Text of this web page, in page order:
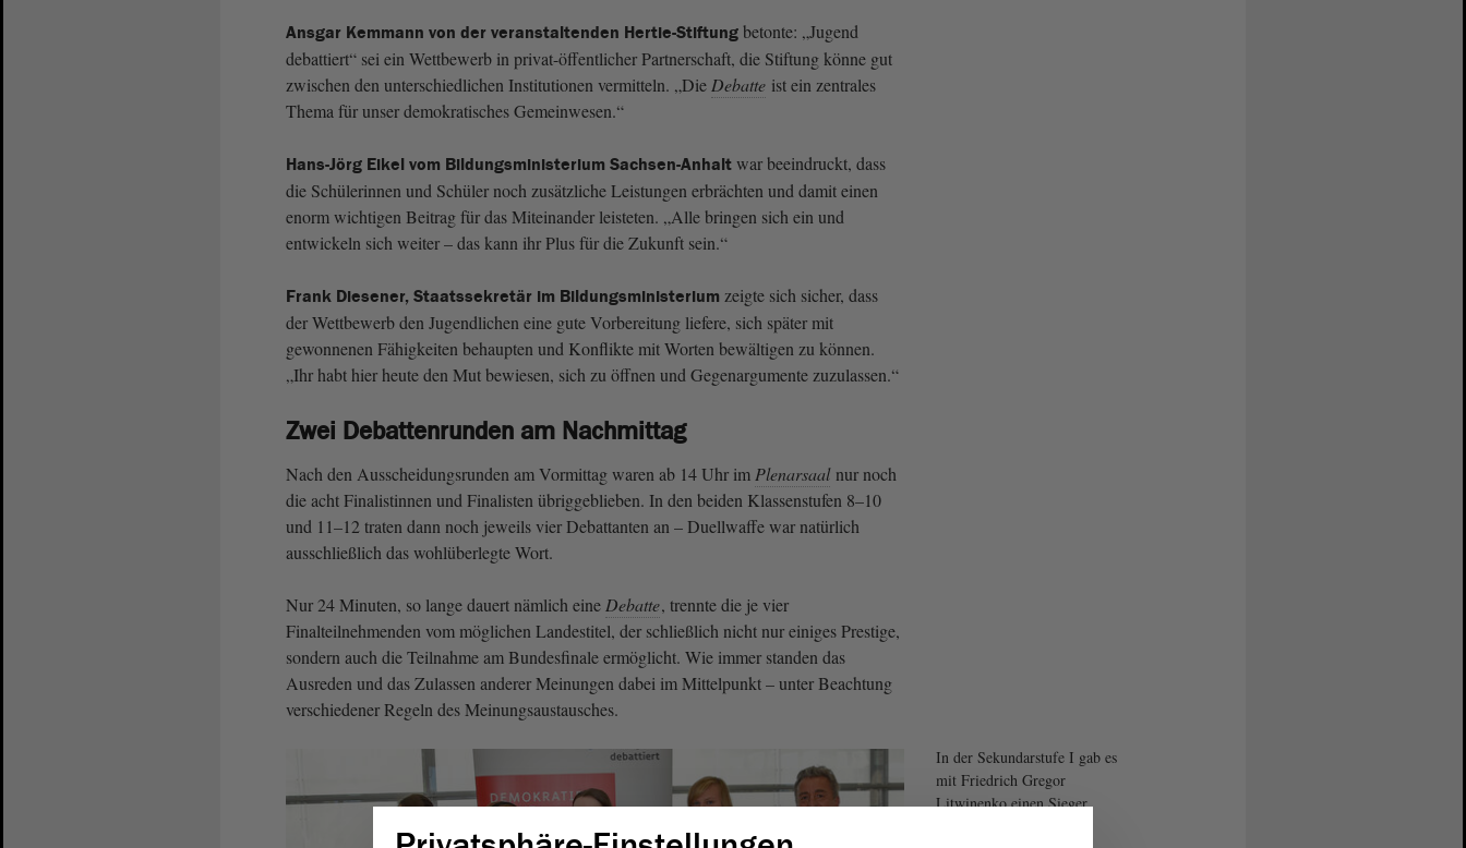
Ansgar Kemmann von der veranstaltenden Hertie-Stiftung betonte: „Jugend
debattiert“ sei ein Wettbewerb in privat-öffentlicher Partnerschaft, die Stiftung könne gut
zwischen den unterschiedlichen Institutionen vermitteln. „Die Debatte ist ein zentrales
Thema für unser demokratisches Gemeinwesen.“
Hans-Jörg Eikel vom Bildungsministerium Sachsen-Anhalt war beeindruckt, dass
die Schülerinnen und Schüler noch zusätzliche Leistungen erbrächten und damit einen
enorm wichtigen Beitrag für das Miteinander leisteten. „Alle bringen sich ein und
entwickeln sich weiter – das kann ihr Plus für die Zukunft sein.“
Frank Diesener, Staatssekretär im Bildungsministerium zeigte sich sicher, dass
der Wettbewerb den Jugendlichen eine gute Vorbereitung liefere, sich später mit
gewonnenen Fähigkeiten behaupten und Konflikte mit Worten bewältigen zu können.
„Ihr habt hier heute den Mut bewiesen, sich zu öffnen und Gegenargumente zuzulassen.“
Zwei Debattenrunden am Nachmittag
Nach den Ausscheidungsrunden am Vormittag waren ab 14 Uhr imPlenarsaal nur noch
die acht Finalistinnen und Finalisten übriggeblieben. In den beiden Klassenstufen 8–10
und 11–12 traten dann noch jeweils vier Debattanten an – Duellwaffe war natürlich
ausschließlich das wohlüberlegte Wort.
Nur 24 Minuten, so lange dauert nämlich eineDebatte, trennte die je vier
Finalteilnehmenden vom möglichen Landestitel, der schließlich nicht nur einiges Prestige,
sondern auch die Teilnahme am Bundesfinale ermöglicht. Wie immer standen das
Ausreden und das Zulassen anderer Meinungen dabei im Mittelpunkt – unter Beachtung
verschiedener Regeln des Meinungsaustausches.
In der Sekundarstufe I gab es
mit Friedrich Gregor
Litwinenko einen Sieger.